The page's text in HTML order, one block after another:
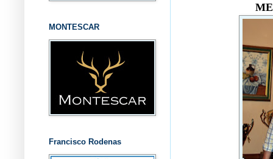
MONTESCAR
Francisco Rodenas